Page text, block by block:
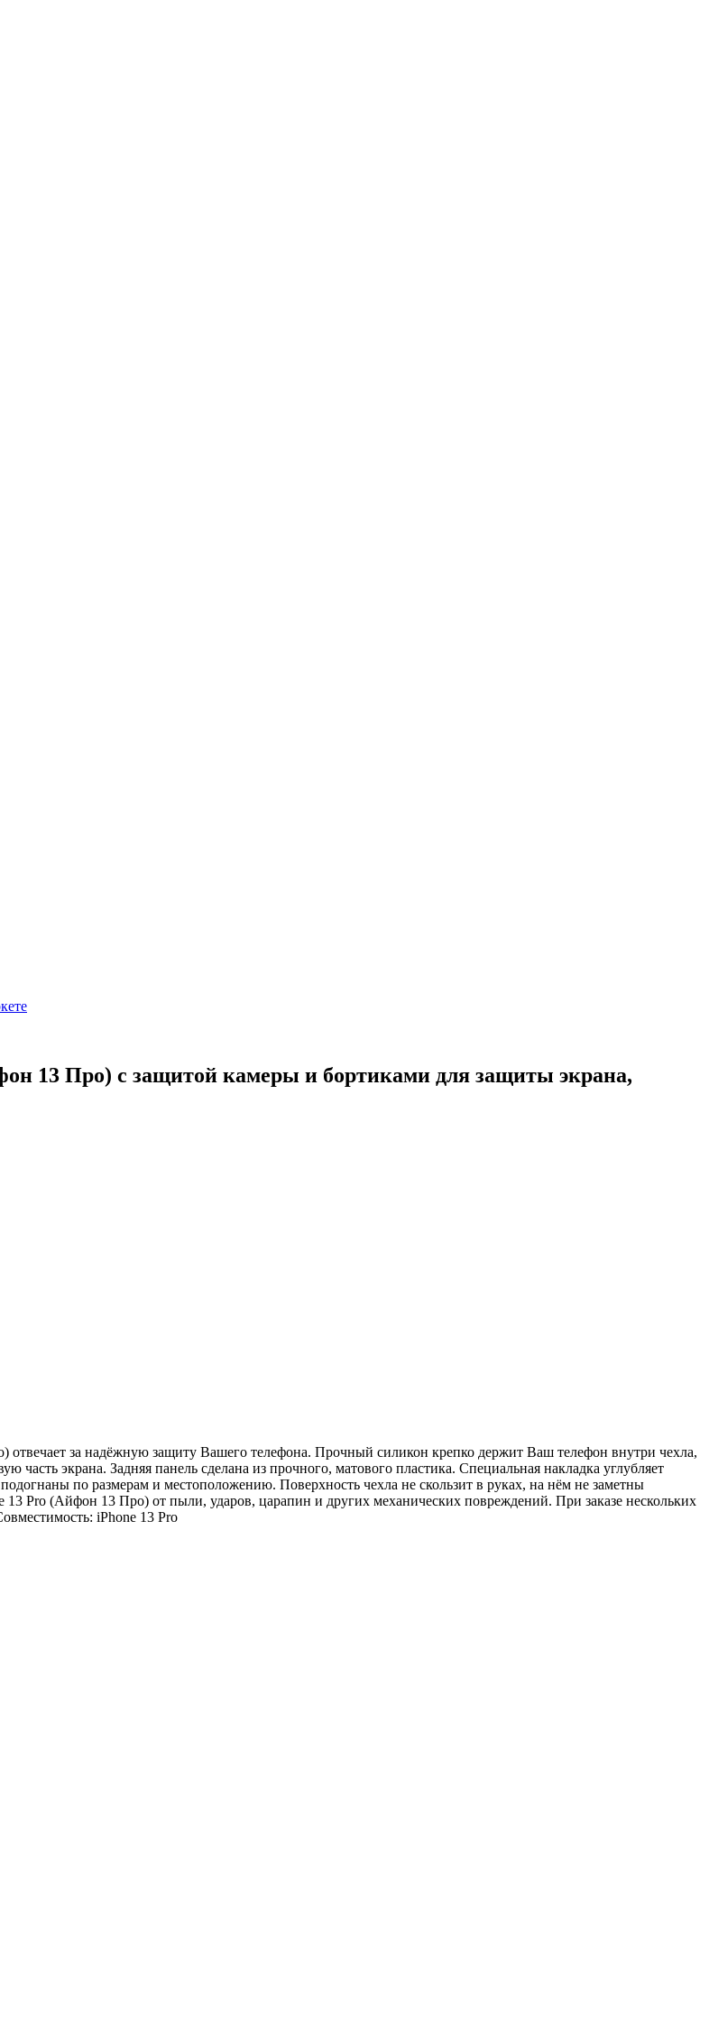
13 Про) с защитой камеры и бортиками для защиты экрана,
за надёжную защиту Вашего телефона. Прочный силикон крепко держит Ваш телефон внутри чехла,
экрана. Задняя панель сделана из прочного, матового пластика. Специальная накладка углубляет
по размерам и местоположению. Поверхность чехла не скользит в руках, на нём не заметны
Pro (Айфон 13 Про) от пыли, ударов, царапин и других механических повреждений. При заказе нескольких
iPhone 13 Pro